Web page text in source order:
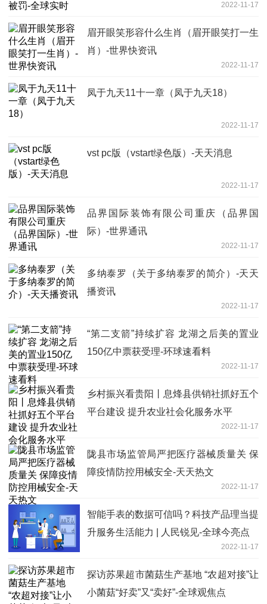
2022-11-17
眉开眼笑形容什么生肖（眉开眼笑打一生
肖）-世界快资讯
2022-11-17
凤于九天11十一章（凤于九天18）
2022-11-17
vst pc版（vstart绿色版）-天天消息
2022-11-17
品界国际装饰有限公司重庆（品界国
际）-世界通讯
2022-11-17
多纳泰罗（关于多纳泰罗的简介）-天天
播资讯
2022-11-17
“第二支箭”持续扩容 龙湖之后美的置业
150亿中票获受理-环球速看料
2022-11-17
乡村振兴看贵阳丨息烽县供销社抓好五个
平台建设 提升农业社会化服务水平
2022-11-17
陇县市场监管局严把医疗器械质量关 保
障疫情防控用械安全-天天热文
2022-11-17
智能手表的数据可信吗？科技产品理当提
升服务生活能力 | 人民锐见-全球今亮点
2022-11-17
探访苏果超市菌菇生产基地 “农超对接”让
小菌菇“好卖”又“卖好”-全球观焦点